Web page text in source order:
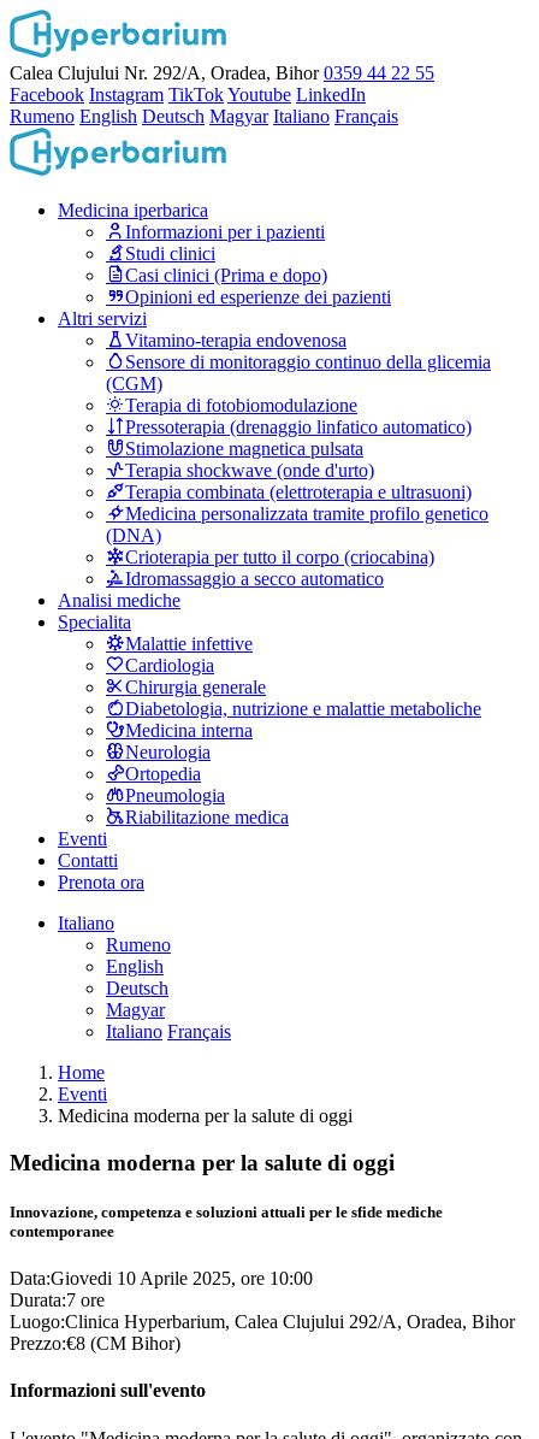
Calea Clujului Nr. 292/A, Oradea, Bihor 0359 44 22 55
Facebook Instagram TikTokYoutube LinkedIn
Rumeno English Deutsch Magyar Italiano Français
Medicina iperbarica
Informazioni per i pazienti
Studi clinici
Casi clinici (Prima e dopo)
Opinioni ed esperienze dei pazienti
Altri servizi
Vitamino-terapia endovenosa
Sensore di monitoraggio continuo della glicemia
(CGM)
Terapia di fotobiomodulazione
Pressoterapia (drenaggio linfatico automatico)
Stimolazione magnetica pulsata
Terapia shockwave (onde d'urto)
Terapia combinata (elettroterapia e ultrasuoni)
Medicina personalizzata tramite profilo genetico
(DNA)
Crioterapia per tutto il corpo (criocabina)
Idromassaggio a secco automatico
Analisi mediche
Specialita
Malattie infettive
Cardiologia
Chirurgia generale
Diabetologia, nutrizione e malattie metaboliche
Medicina interna
Neurologia
Ortopedia
Pneumologia
Riabilitazione medica
Eventi
Contatti
Prenota ora
Italiano
Rumeno
English
Deutsch
Magyar
Italiano Français
Home
Eventi
Medicina moderna per la salute di oggi
Medicina moderna per la salute di oggi
Innovazione, competenza e soluzioni attuali per le sfide mediche
contemporanee
Data:Giovedi 10 Aprile 2025, ore 10:00
Durata:7 ore
Luogo:Clinica Hyperbarium, Calea Clujului 292/A, Oradea, Bihor
Prezzo:€8 (CM Bihor)
Informazioni sull'evento